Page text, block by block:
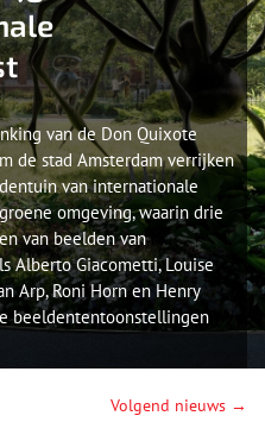
van de Don Quixote
de stad Amsterdam verrijken
van internationale
omgeving, waarin drie
van beelden van
Alberto Giacometti, Louise
Arp, Roni Horn en Henry
beeldententoonstellingen
Volgend nieuws →